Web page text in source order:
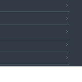
›
›
›
›
›